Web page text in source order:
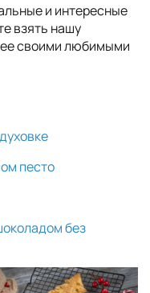
и интересные
взять нашу
ее своими любимыми
песто
без